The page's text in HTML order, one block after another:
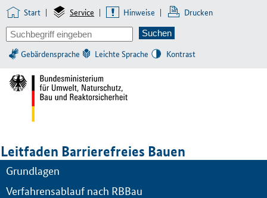
Start | Service | Hinweise | Drucken
Gebärdensprache Leichte Sprache Kontrast
Leitfaden Barrierefreies Bauen
Grundlagen
Verfahrensablauf nach RBBau